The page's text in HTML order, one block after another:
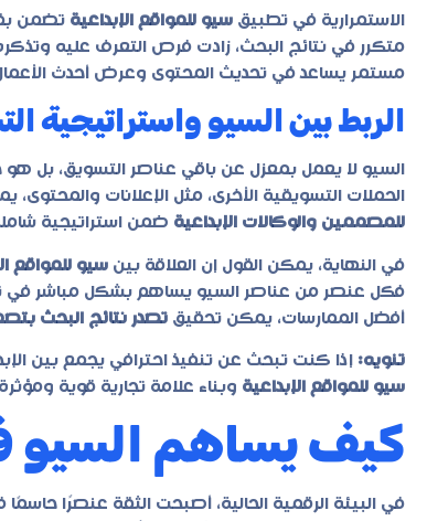
الاستمرارية في تطبيق سيو للمواقع الإبداعية تضمن
متكرر في نتائج البحث، زادت فرص التعرف عليه
مستمر يساعد في تحديث المحتوى وعرض أحدث
الربط بين السيو واستراتيجية
السيو لا يعمل بمعزل عن باقي عناصر التسويق، بل
الحملات التسويقية الأخرى، مثل الإعلانات
للمصممين والوكالات الإبداعية ضمن استراتيجية
في النهاية، يمكن القول إن العلاقة بين سيو للمواقع
فكل عنصر من عناصر السيو يساهم بشكل مباشر في
أفضل الممارسات، يمكن تحقيق تصدر نتائج البحث
تنويه: إذا كنت تبحث عن تنفيذ احترافي يجمع بين
سيو للمواقع الإبداعية وبناء علامة تجارية قوية
كيف يساهم السيو
في البيئة الرقمية الحالية، أصبحت الثقة عنصرًا